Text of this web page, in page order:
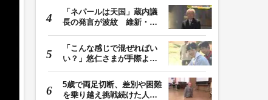
「ネパールは天国」蔵内議
長の発言が波紋 維新・吉
「こんな感じで混ぜればい
い？」悠仁さまが手際よく
5歳で両足切断、差別や困難
を乗り越え挑戦続けた人